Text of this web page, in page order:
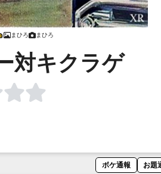
まひろ まひろ
対キクラゲ
ボケ通報 お題